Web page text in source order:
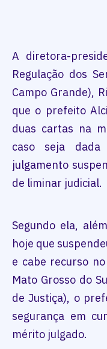
A diretora-
Regulação dos
Campo Grande),
que o prefeito
duas cartas na
caso seja dada
julgamento
de liminar judicial.
Segundo ela,
hoje que
e cabe recurso
Mato Grosso do
de Justiça), o
segurança em
mérito julgado.